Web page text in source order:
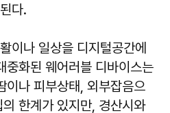
다.
이나 일상을 디지털공간에
중화된 웨어러블 디바이스는
이나 피부상태, 외부잡음으
한계가 있지만, 경산시와